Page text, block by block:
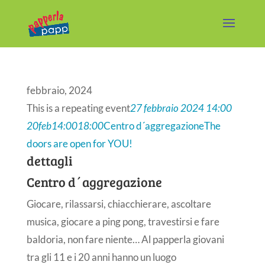
febbraio, 2024
This is a repeating event27 febbraio 2024 14:00
20feb14:0018:00Centro d´aggregazioneThe
doors are open for YOU!
dettagli
Centro d´aggregazione
Giocare, rilassarsi, chiacchierare, ascoltare
musica, giocare a ping pong, travestirsi e fare
baldoria, non fare niente… Al papperla giovani
tra gli 11 e i 20 anni hanno un luogo